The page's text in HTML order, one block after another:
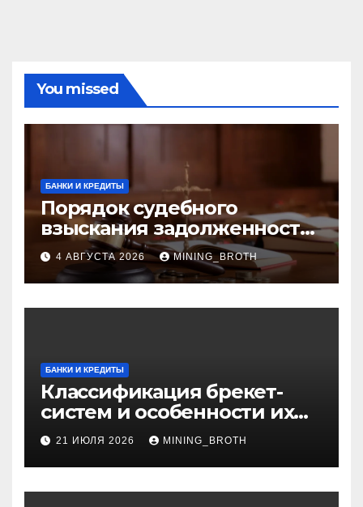
You missed
БАНКИ И КРЕДИТЫ
Порядок судебного
взыскания задолженности:
ключевые стадии и
нюансы
4 АВГУСТА 2026 MINING_BROTH
БАНКИ И КРЕДИТЫ
Классификация брекет-
систем и особенности их
установки
21 ИЮЛЯ 2026 MINING_BROTH